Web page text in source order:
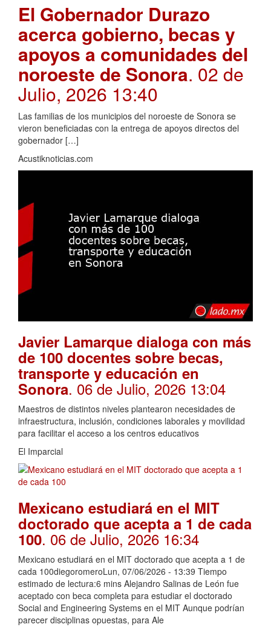
El Gobernador Durazo
acerca gobierno, becas y
apoyos a comunidades del
noroeste de Sonora. 02 de
Julio, 2026 13:40
Las familias de los municipios del noroeste de Sonora se
vieron beneficiadas con la entrega de apoyos directos del
gobernador […]
Acustiknoticias.com
Javier Lamarque dialoga con más
de 100 docentes sobre becas,
transporte y educación en
Sonora. 06 de Julio, 2026 13:04
Maestros de distintos niveles plantearon necesidades de
infraestructura, inclusión, condiciones laborales y movilidad
para facilitar el acceso a los centros educativos
El Imparcial
Mexicano estudiará en el MIT
doctorado que acepta a 1 de cada
100. 06 de Julio, 2026 16:34
Mexicano estudiará en el MIT doctorado que acepta a 1 de
cada 100diegoromeroLun, 07/06/2026 - 13:39 Tiempo
estimado de lectura:6 mins Alejandro Salinas de León fue
aceptado con beca completa para estudiar el doctorado
Social and Engineering Systems en el MIT Aunque podrían
parecer disciplinas opuestas, para Ale